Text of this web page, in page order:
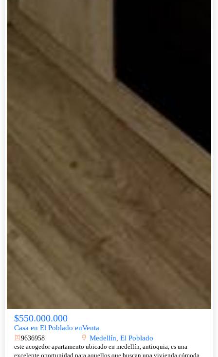
$550.000.000
Casa en El Poblado enVenta
9636958 Medellín, El Poblado
este acogedor apartamento ubicado en medellín, antioquia, es una
excelente oportunidad para aquellos que buscan una vivienda cómoda